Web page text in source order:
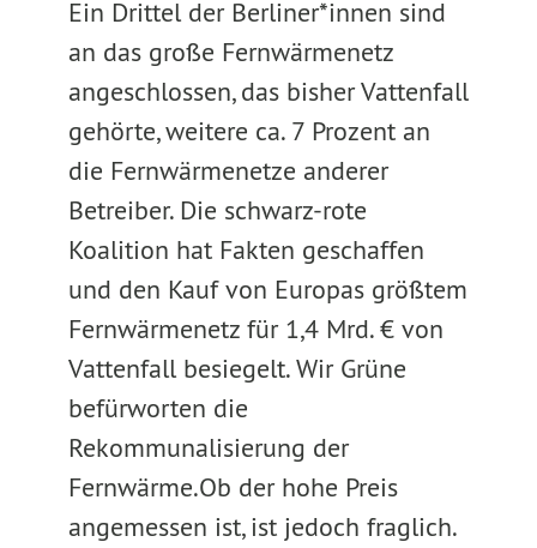
Ein Drittel der Berliner*innen sind
an das große Fernwärmenetz
angeschlossen, das bisher Vattenfall
gehörte, weitere ca. 7 Prozent an
die Fernwärmenetze anderer
Betreiber. Die schwarz-rote
Koalition hat Fakten geschaffen
und den Kauf von Europas größtem
Fernwärmenetz für 1,4 Mrd. € von
Vattenfall besiegelt. Wir Grüne
befürworten die
Rekommunalisierung der
Fernwärme.Ob der hohe Preis
angemessen ist, ist jedoch fraglich.